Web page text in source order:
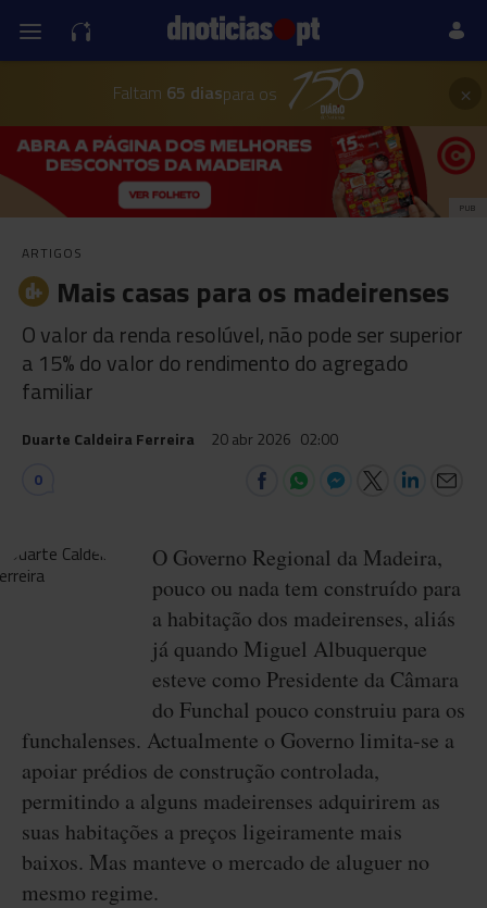
Faltam 65 diaspara os ×
PUB
ARTIGOS
Mais casas para os madeirenses
O valor da renda resolúvel, não pode ser superior
a 15% do valor do rendimento do agregado
familiar
Duarte Caldeira Ferreira 20 abr 2026 02:00
0
O Governo Regional da Madeira,
pouco ou nada tem construído para
a habitação dos madeirenses, aliás
já quando Miguel Albuquerque
esteve como Presidente da Câmara
do Funchal pouco construiu para os
funchalenses. Actualmente o Governo limita-se a
apoiar prédios de construção controlada,
permitindo a alguns madeirenses adquirirem as
suas habitações a preços ligeiramente mais
baixos. Mas manteve o mercado de aluguer no
mesmo regime.